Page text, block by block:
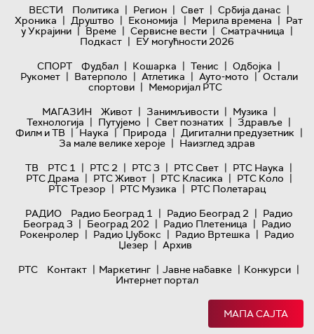
ВЕСТИ Политика | Регион | Свет | Србија данас |
Хроника | Друштво | Економија | Мерила времена | Рат
у Украјини | Време | Сервисне вести | Сматрачница |
Подкаст | ЕУ могућности 2026
СПОРТ
Фудбал | Кошарка | Тенис | Одбојка |
Рукомет | Ватерполо | Атлетика | Ауто-мото | Остали
спортови | Меморијал РТС
МАГАЗИН
Живот | Занимљивости | Музика |
Технологијa | Путујемо | Свет познатих | Здравље |
Филм и ТВ | Наука | Природа | Дигитални предузетник |
За мале велике хероје | Наизглед здрав
ТВ
РТС 1 | РТС 2 | РТС 3 | РТС Свет | РТС Наука |
РТС Драма | РТС Живот | РТС Класика | РТС Коло |
РТС Трезор | РТС Музика | РТС Полетарац
РАДИО
Радио Београд 1 | Радио Београд 2 | Радио
Београд 3 | Београд 202 | Радио Плетеница | Радио
Рокенролер | Радио Џубокс | Радио Вртешка | Радио
Џезер | Архив
РТС
Контакт | Маркетинг | Јавне набавке | Конкурси |
Интернет портал
МАПА САЈТА